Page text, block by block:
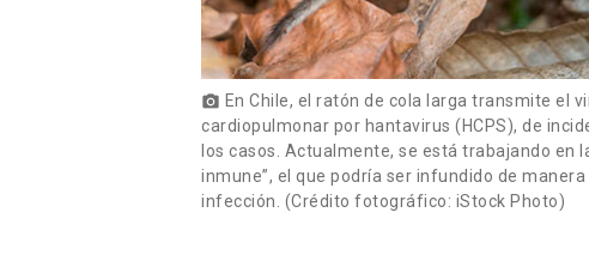
photo_camera En Chile, el ratón de cola larga transmite el
cardiopulmonar por hantavirus (HCPS), de
los casos. Actualmente, se está trabajando en
inmune”, el que podría ser infundido de
infección. (Crédito fotográfico: iStock Photo)